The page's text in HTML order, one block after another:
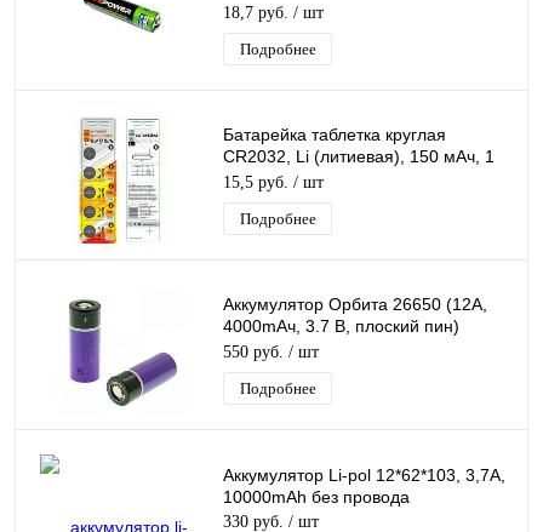
18,7 руб. / шт
Подробнее
Батарейка таблетка круглая
CR2032, Li (литиевая), 150 мАч, 1
шт Орбита
15,5 руб. / шт
Подробнее
Аккумулятор Орбита 26650 (12А,
4000mAч, 3.7 В, плоский пин)
перезаряжаемая литий-ионная
Батарея 1ШТ.
550 руб. / шт
Подробнее
Аккумулятор Li-pol 12*62*103, 3,7A,
10000mAh без провода
330 руб. / шт